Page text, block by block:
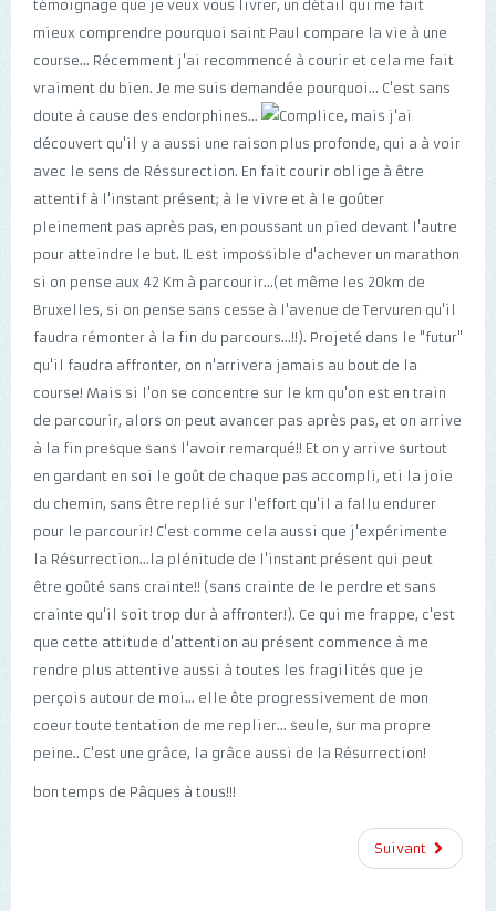
témoignage que je veux vous livrer, un détail qui me fait
mieux comprendre pourquoi saint Paul compare la vie à une
course... Récemment j'ai recommencé à courir et cela me fait
vraiment du bien. Je me suis demandée pourquoi... C'est sans
doute à cause des endorphines...
, mais j'ai
découvert qu'il y a aussi une raison plus profonde, qui a à voir
avec le sens de Réssurection. En fait courir oblige à être
attentif à l'instant présent; à le vivre et à le goûter
pleinement pas après pas, en poussant un pied devant l'autre
pour atteindre le but. IL est impossible d'achever un marathon
si on pense aux 42 Km à parcourir...(et même les 20km de
Bruxelles, si on pense sans cesse à l'avenue de Tervuren qu'il
faudra rémonter à la fin du parcours...!!). Projeté dans le "futur"
qu'il faudra affronter, on n'arrivera jamais au bout de la
course! Mais si l'on se concentre sur le km qu'on est en train
de parcourir, alors on peut avancer pas après pas, et on arrive
à la fin presque sans l'avoir remarqué!! Et on y arrive surtout
en gardant en soi le goût de chaque pas accompli, eti la joie
du chemin, sans être replié sur l'effort qu'il a fallu endurer
pour le parcourir! C'est comme cela aussi que j'expérimente
la Résurrection...la plénitude de l'instant présent qui peut
être goûté sans crainte!! (sans crainte de le perdre et sans
crainte qu'il soit trop dur à affronter!). Ce qui me frappe, c'est
que cette attitude d'attention au présent commence à me
rendre plus attentive aussi à toutes les fragilités que je
perçois autour de moi... elle ôte progressivement de mon
coeur toute tentation de me replier... seule, sur ma propre
peine.. C'est une grâce, la grâce aussi de la Résurrection!
bon temps de Pâques à tous!!!
Suivant